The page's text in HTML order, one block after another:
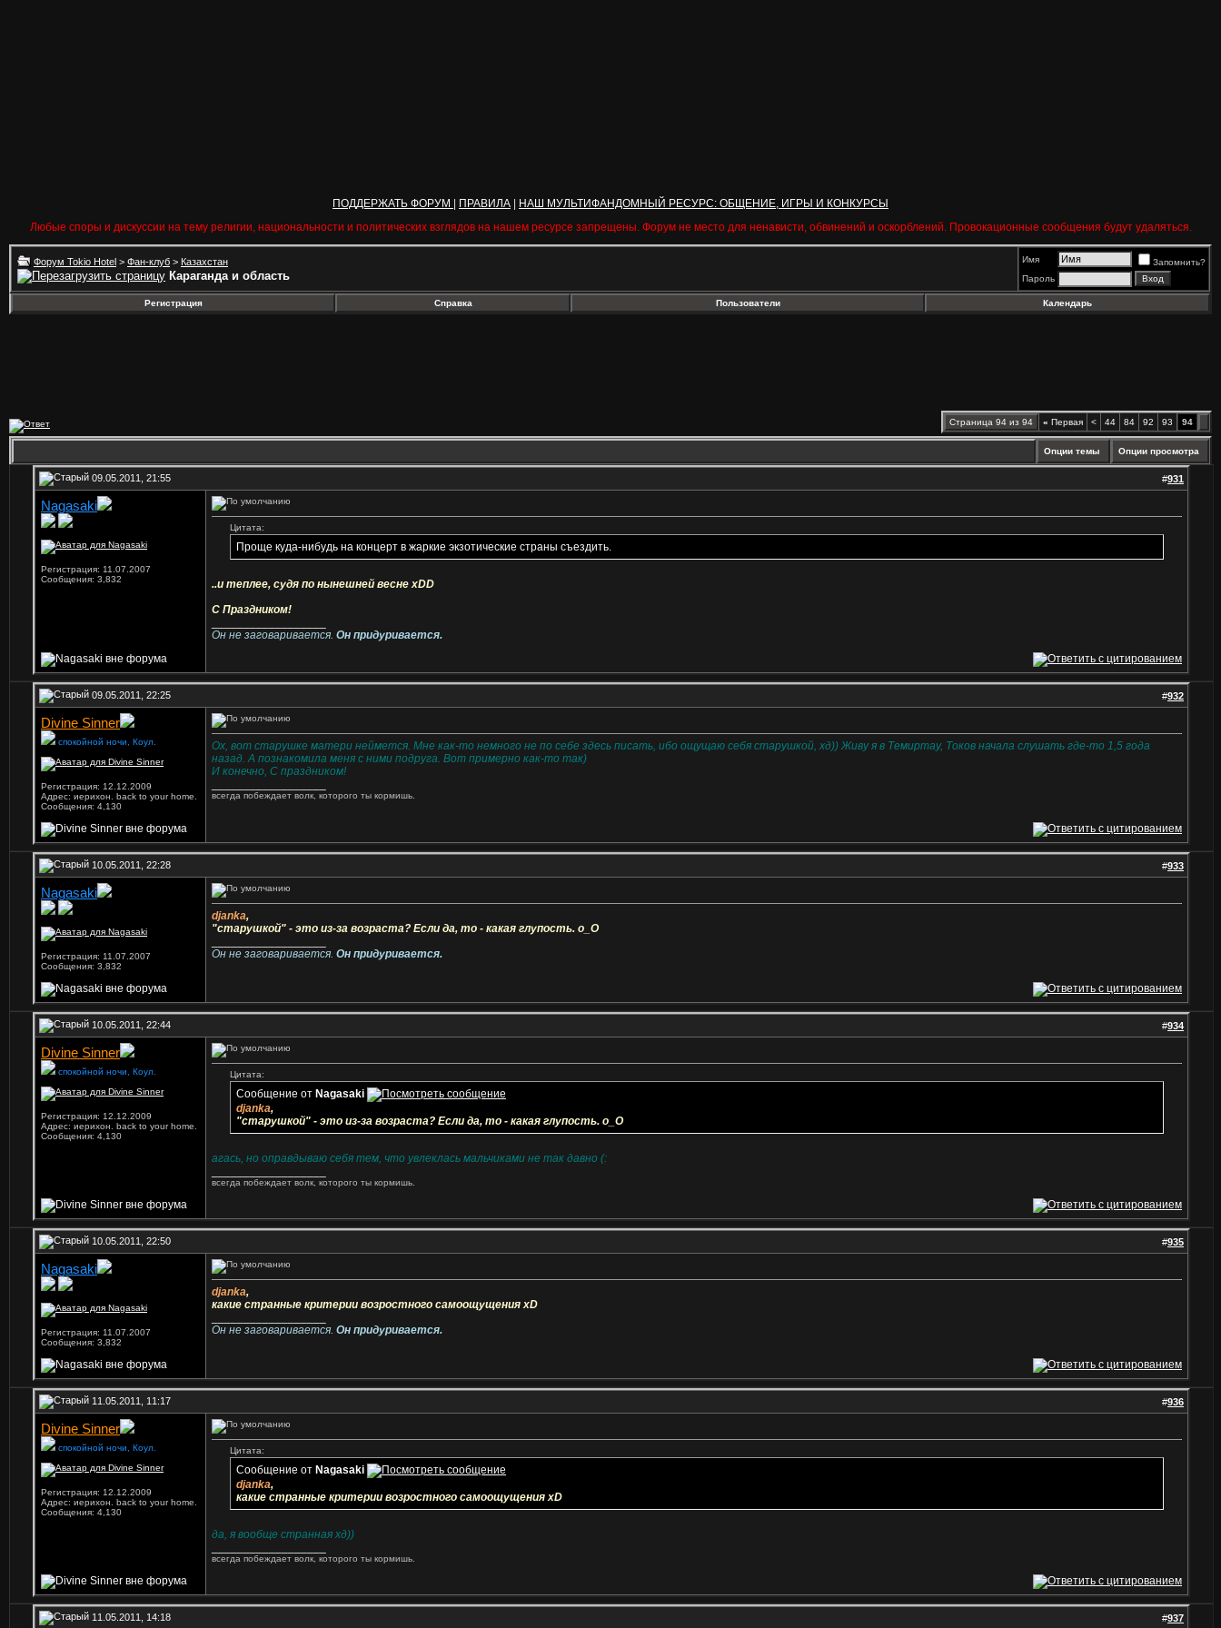
ПОДДЕРЖАТЬ ФОРУМ ПРАВИЛА
НАШ МУЛЬТИФАНДОМНЫЙ РЕСУРС: ОБЩЕНИЕ, ИГРЫ И КОНКУРСЫ
Любые споры и дискуссии на тему религии, национальности и политических взглядов на нашем ресурсе запрещены. Форум не место для ненависти, обвинений и оскорблений. Провокационные сообщения будут удаляться.
Форум Tokio Hotel > Фан-клуб > Казахстан
Караганда и область
Имя
Запомнить?
Пароль
Регистрация Справка Пользователи Календарь
Страница 94 из 94 « Первая < 44 84 92 93 94
Опции темы Опции просмотра
09.05.2011, 21:55 #931
Nagasaki
Регистрация: 11.07.2007
Сообщения: 3,832
Цитата:
Проще куда-нибудь на концерт в жаркие экзотические страны съездить.
..и теплее, судя по нынешней весне xDD
С Праздником!
Он не заговаривается. Он придуривается.
09.05.2011, 22:25 #932
Divine Sinner
спокойной ночи, Коул.
Регистрация: 12.12.2009
Адрес: иерихон. back to your home.
Сообщения: 4,130
Ох, вот старушке матери неймется. Мне как-то немного не по себе здесь писать, ибо ощущаю себя старушкой, хд)) Живу я в Темиртау, Токов начала слушать где-то 1,5 года
назад. А познакомила меня с ними подруга. Вот примерно как-то так)
И конечно, С праздником!
всегда побеждает волк, которого ты кормишь.
10.05.2011, 22:28 #933
Nagasaki
Регистрация: 11.07.2007
Сообщения: 3,832
djanka,
"старушкой" - это из-за возраста? Если да, то - какая глупость. о_О
Он не заговаривается. Он придуривается.
10.05.2011, 22:44 #934
Divine Sinner
спокойной ночи, Коул.
Регистрация: 12.12.2009
Адрес: иерихон. back to your home.
Сообщения: 4,130
Цитата:
Сообщение от Nagasaki
djanka,
"старушкой" - это из-за возраста? Если да, то - какая глупость. о_О
агась, но оправдываю себя тем, что увлеклась мальчиками не так давно (:
всегда побеждает волк, которого ты кормишь.
10.05.2011, 22:50 #935
Nagasaki
Регистрация: 11.07.2007
Сообщения: 3,832
djanka,
какие странные критерии возростного самоощущения xD
Он не заговаривается. Он придуривается.
11.05.2011, 11:17 #936
Divine Sinner
спокойной ночи, Коул.
Регистрация: 12.12.2009
Адрес: иерихон. back to your home.
Сообщения: 4,130
Цитата:
Сообщение от Nagasaki
djanka,
какие странные критерии возростного самоощущения xD
да, я вообще странная хд))
всегда побеждает волк, которого ты кормишь.
11.05.2011, 14:18 #937